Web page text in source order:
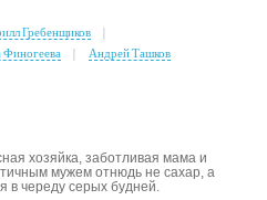
Гребенщиков
Финогеева Андрей Ташков
хозяйка, заботливая мама и
мужем отнюдь не сахар, а
в череду серых будней.